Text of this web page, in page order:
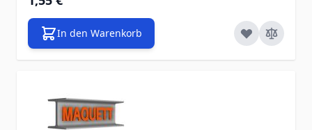
In den Warenkorb